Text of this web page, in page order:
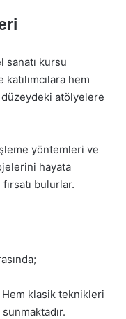
sanatı kursu
hem
atölyelere
yöntemleri ve
hayata
bulurlar.
klasik teknikleri